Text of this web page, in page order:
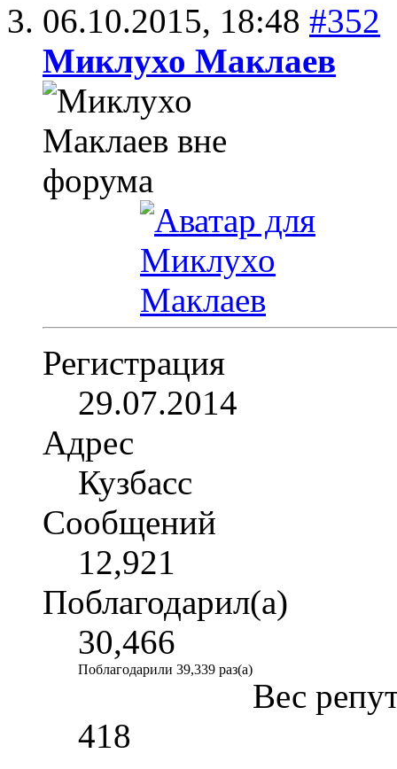
06.10.2015, 18:48 #352
Миклухо Маклаев
Регистрация
29.07.2014
Адрес
Кузбасс
Сообщений
12,921
Поблагодарил(а)
30,466
Поблагодарили 39,339 раз(а)
Вес
418